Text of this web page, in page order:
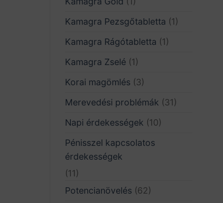
Kamagra Pezsgőtabletta (1)
Kamagra Rágótabletta (1)
Kamagra Zselé (1)
Korai magömlés (3)
Merevedési problémák (31)
Napi érdekességek (10)
Pénisszel kapcsolatos
érdekességek
(11)
Potencianövelés (62)